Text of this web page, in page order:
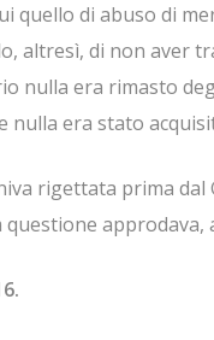
quello di abuso di
altresì, di non aver
nulla era rimasto
nulla era stato
rigettata prima
approdava,